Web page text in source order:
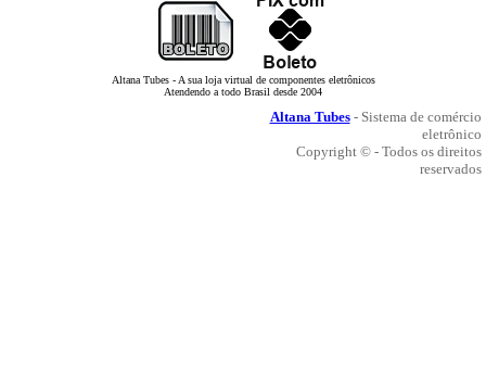
Altana Tubes - A sua loja virtual de componentes eletrônicos
Atendendo a todo Brasil desde 2004
Altana Tubes- Sistema de comércio
eletrônico
Copyright © - Todos os direitos
reservados